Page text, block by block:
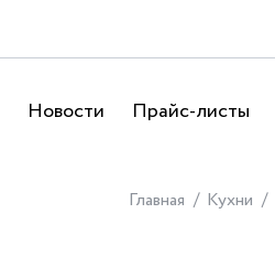
Новости Прайс-листы
Главная Кухни